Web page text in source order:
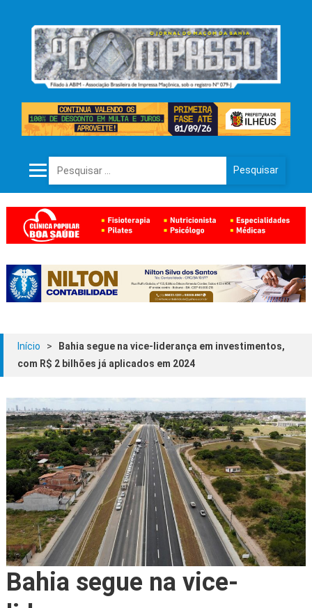
Pesquisar por:
Início >
Bahia segue na vice-liderança em investimentos,
com R$ 2 bilhões já aplicados em 2024
Bahia segue na vice-